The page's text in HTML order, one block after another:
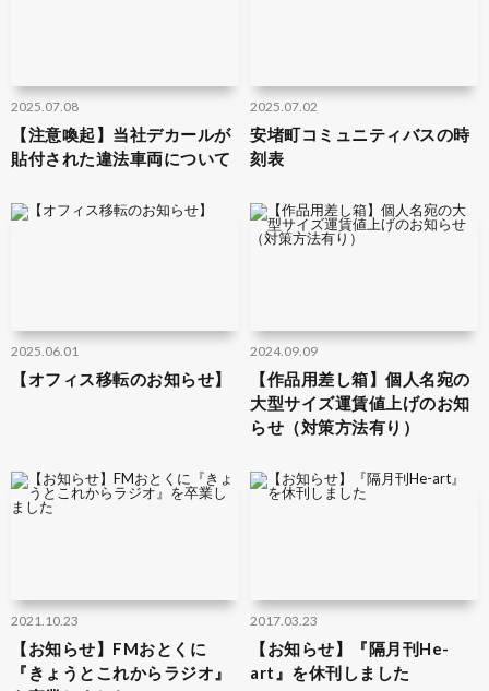
2025.07.08
【注意喚起】当社デカールが
貼付された違法車両について
2025.07.02
安堵町コミュニティバスの時
刻表
2025.06.01
【オフィス移転のお知らせ】
2024.09.09
【作品用差し箱】個人名宛の
大型サイズ運賃値上げのお知
らせ（対策方法有り）
2021.10.23
【お知らせ】FMおとくに
『きょうとこれからラジオ』
2017.03.23
【お知らせ】『隔月刊He-
art』を休刊しました